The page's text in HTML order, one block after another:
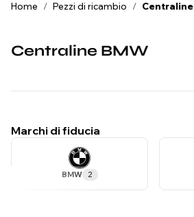
Home / Pezzi di ricambio / Centraline
Centraline BMW
Marchi di fiducia
BMW 2